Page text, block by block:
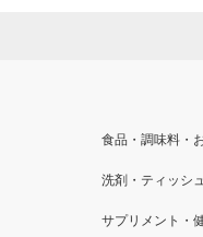
食品・調味料・
洗剤・ティッシ
サプリメント・